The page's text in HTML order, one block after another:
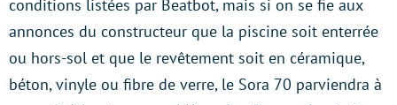
conditions listées par Beatbot, mais si on se fie aux
annonces du constructeur que la piscine soit enterrée
ou hors-sol et que le revêtement soit en céramique,
béton, vinyle ou fibre de verre, le Sora 70 parviendra à